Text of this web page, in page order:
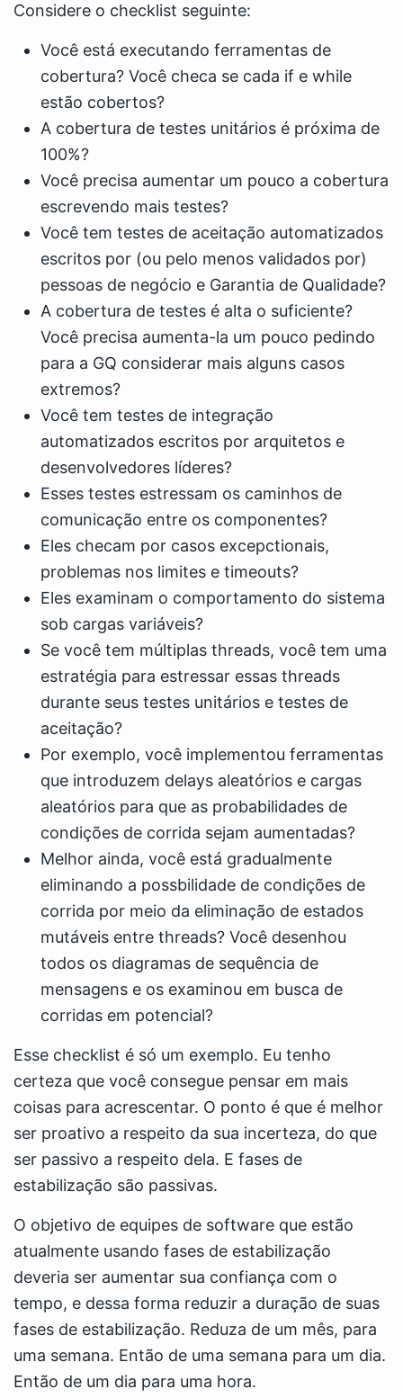
Considere o checklist seguinte:
Você está executando ferramentas de
cobertura? Você checa se cada if e while
estão cobertos?
A cobertura de testes unitários é próxima de
100%?
Você precisa aumentar um pouco a cobertura
escrevendo mais testes?
Você tem testes de aceitação automatizados
escritos por (ou pelo menos validados por)
pessoas de negócio e Garantia de Qualidade?
A cobertura de testes é alta o suficiente?
Você precisa aumenta-la um pouco pedindo
para a GQ considerar mais alguns casos
extremos?
Você tem testes de integração
automatizados escritos por arquitetos e
desenvolvedores líderes?
Esses testes estressam os caminhos de
comunicação entre os componentes?
Eles checam por casos excepctionais,
problemas nos limites e timeouts?
Eles examinam o comportamento do sistema
sob cargas variáveis?
Se você tem múltiplas threads, você tem uma
estratégia para estressar essas threads
durante seus testes unitários e testes de
aceitação?
Por exemplo, você implementou ferramentas
que introduzem delays aleatórios e cargas
aleatórios para que as probabilidades de
condições de corrida sejam aumentadas?
Melhor ainda, você está gradualmente
eliminando a possbilidade de condições de
corrida por meio da eliminação de estados
mutáveis entre threads? Você desenhou
todos os diagramas de sequência de
mensagens e os examinou em busca de
corridas em potencial?
Esse checklist é só um exemplo. Eu tenho
certeza que você consegue pensar em mais
coisas para acrescentar. O ponto é que é melhor
ser proativo a respeito da sua incerteza, do que
ser passivo a respeito dela. E fases de
estabilização são passivas.
O objetivo de equipes de software que estão
atualmente usando fases de estabilização
deveria ser aumentar sua confiança com o
tempo, e dessa forma reduzir a duração de suas
fases de estabilização. Reduza de um mês, para
uma semana. Então de uma semana para um dia.
Então de um dia para uma hora.